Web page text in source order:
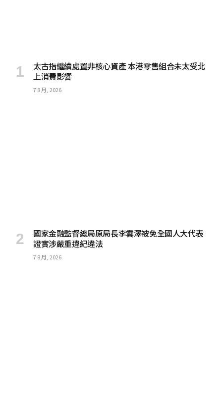
太古指繼續處置非核心資產 本港零售組合未太受北
上消費影響
7 8 月, 2026
國家金融監督總局原局長李雲澤被免全國人大代表
證實涉嚴重違紀違法
7 8 月, 2026